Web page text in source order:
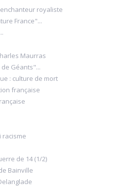
royaliste
France"...
Maurras
Géants"...
: culture de mort
française
racisme
de 14 (1/2)
Bainville